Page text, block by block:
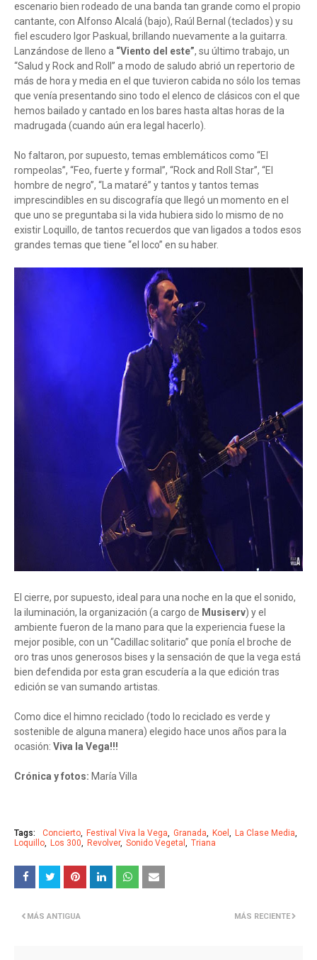
escenario bien rodeado de una banda tan grande como el propio
cantante, con Alfonso Alcalá (bajo), Raúl Bernal (teclados) y su
fiel escudero Igor Paskual, brillando nuevamente a la guitarra.
Lanzándose de lleno a “Viento del este”, su último trabajo, un
“Salud y Rock and Roll” a modo de saludo abrió un repertorio de
más de hora y media en el que tuvieron cabida no sólo los temas
que venía presentando sino todo el elenco de clásicos con el que
hemos bailado y cantado en los bares hasta altas horas de la
madrugada (cuando aún era legal hacerlo).
No faltaron, por supuesto, temas emblemáticos como “El
rompeolas”, “Feo, fuerte y formal”, “Rock and Roll Star”, “El
hombre de negro”, “La mataré” y tantos y tantos temas
imprescindibles en su discografía que llegó un momento en el
que uno se preguntaba si la vida hubiera sido lo mismo de no
existir Loquillo, de tantos recuerdos que van ligados a todos esos
grandes temas que tiene “el loco” en su haber.
El cierre, por supuesto, ideal para una noche en la que el sonido,
la iluminación, la organización (a cargo de Musiserv) y el
ambiente fueron de la mano para que la experiencia fuese la
mejor posible, con un “Cadillac solitario” que ponía el broche de
oro tras unos generosos bises y la sensación de que la vega está
bien defendida por esta gran escudería a la que edición tras
edición se van sumando artistas.
Como dice el himno reciclado (todo lo reciclado es verde y
sostenible de alguna manera) elegido hace unos años para la
ocasión: Viva la Vega!!!
Crónica y fotos: María Villa
Tags: Concierto Festival Viva la Vega Granada Koel
La Clase Media
Loquillo
Los 300 Revolver Sonido Vegetal Triana
MÁS RECIENTE
MÁS ANTIGUA